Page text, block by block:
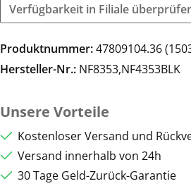
Verfügbarkeit in Filiale
Produktnummer:47809104.36
Hersteller-Nr.: NF8353,NF4353BLK
Unsere Vorteile
Kostenloser Versand und
Versand innerhalb von 24h
30 Tage Geld-Zurück-Garantie